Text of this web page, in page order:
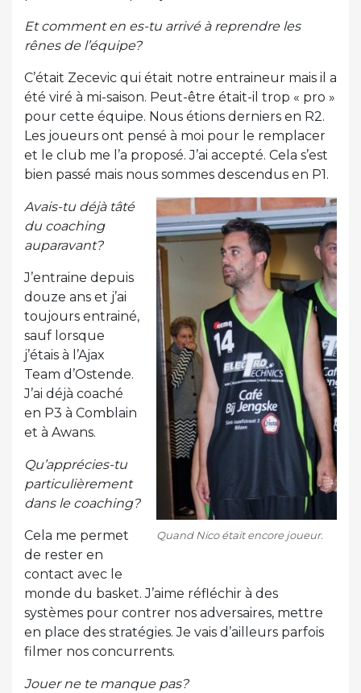
Et comment en es-tu arrivé à reprendre les
rênes de l’équipe?
C’était Zecevic qui était notre entraineur mais il a
été viré à mi-saison. Peut-être était-il trop « pro »
pour cette équipe. Nous étions derniers en R2.
Les joueurs ont pensé à moi pour le remplacer
et le club me l’a proposé. J’ai accepté. Cela s’est
bien passé mais nous sommes descendus en P1.
Quand Nico était encore joueur.
Avais-tu déjà tâté
du coaching
auparavant?
J’entraine depuis
douze ans et j’ai
toujours entrainé,
sauf lorsque
j’étais à l’Ajax
Team d’Ostende.
J’ai déjà coaché
en P3 à Comblain
et à Awans.
Qu’apprécies-tu
particulièrement
dans le coaching?
Cela me permet
de rester en
contact avec le
monde du basket. J’aime réfléchir à des
systèmes pour contrer nos adversaires, mettre
en place des stratégies. Je vais d’ailleurs parfois
filmer nos concurrents.
Jouer ne te manque pas?